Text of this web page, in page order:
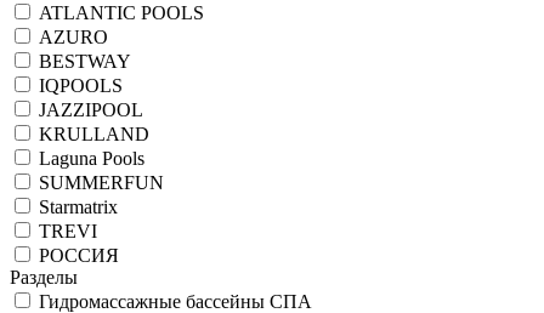
ATLANTIC POOLS
AZURO
BESTWAY
IQPOOLS
JAZZIPOOL
KRULLAND
Laguna Pools
SUMMERFUN
Starmatrix
TREVI
РОССИЯ
Разделы
Гидромассажные бассейны СПА